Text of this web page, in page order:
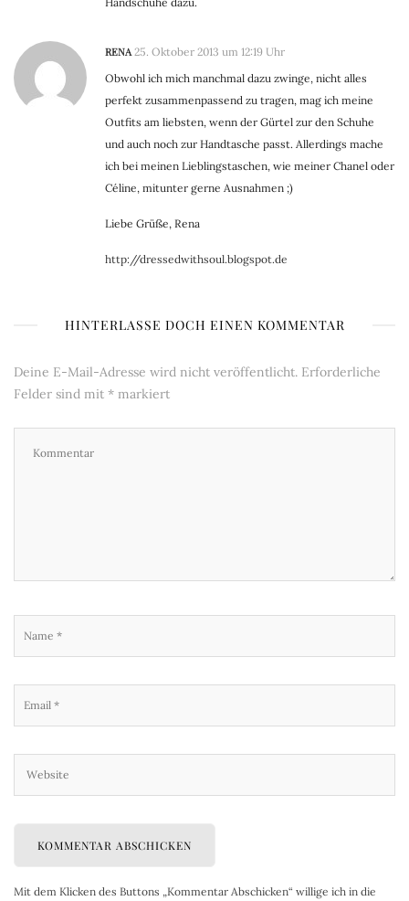
RENA 25. Oktober 2013 um 12:19 Uhr
Obwohl ich mich manchmal dazu zwinge, nicht alles
perfekt zusammenpassend zu tragen, mag ich meine
Outfits am liebsten, wenn der Gürtel zur den Schuhe
und auch noch zur Handtasche passt. Allerdings mache
ich bei meinen Lieblingstaschen, wie meiner Chanel oder
Céline, mitunter gerne Ausnahmen ;)
Liebe Grüße, Rena
http://dressedwithsoul.blogspot.de
HINTERLASSE DOCH EINEN KOMMENTAR
Deine E-Mail-Adresse wird nicht veröffentlicht. Erforderliche
Felder sind mit * markiert
Mit dem Klicken des Buttons „Kommentar Abschicken“ willige ich in die